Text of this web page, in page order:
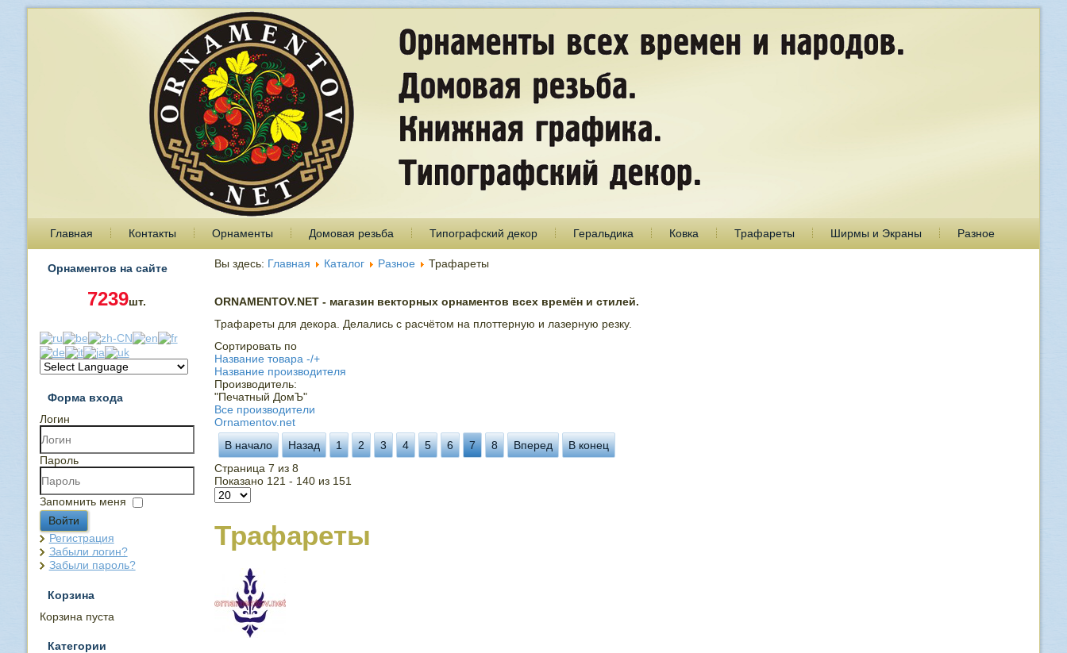
Главная Контакты Орнаменты Домовая резьба Типографский декор Геральдика Ковка Трафареты Ширмы и Экраны Разное
Орнаментов на сайте
7239шт.
Форма входа
Логин
Пароль
Запомнить меня
Войти
Регистрация
Забыли логин?
Забыли пароль?
Корзина
Корзина пуста
Категории
Вы здесь: Главная Каталог Разное Трафареты
ORNAMENTOV.NET - магазин векторных орнаментов всех времён и стилей.
Трафареты для декора. Делались с расчётом на плоттерную и лазерную резку.
Сортировать по
Название товара -/+
Название производителя
Производитель:
"Печатный ДомЪ"
Все производители
Ornamentov.net
В начало
Назад 1 2 3 4 5 6 7 8 Вперед
В конец
Страница 7 из 8
Показано 121 - 140 из 151
Трафареты